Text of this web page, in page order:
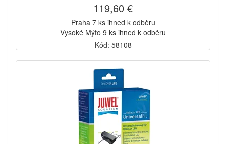
119,60 €
Praha 7 ks ihned k odběru
Vysoké Mýto 9 ks ihned k odběru
Kód: 58108